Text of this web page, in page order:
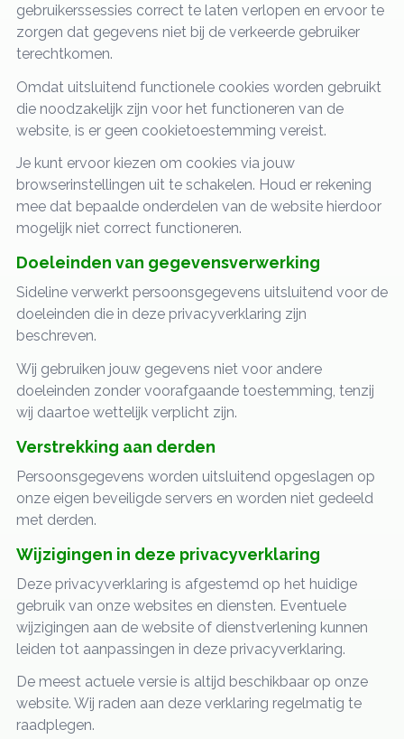
gebruikerssessies correct te laten verlopen en ervoor te
zorgen dat gegevens niet bij de verkeerde gebruiker
terechtkomen.
Omdat uitsluitend functionele cookies worden gebruikt
die noodzakelijk zijn voor het functioneren van de
website, is er geen cookietoestemming vereist.
Je kunt ervoor kiezen om cookies via jouw
browserinstellingen uit te schakelen. Houd er rekening
mee dat bepaalde onderdelen van de website hierdoor
mogelijk niet correct functioneren.
Doeleinden van gegevensverwerking
Sideline verwerkt persoonsgegevens uitsluitend voor de
doeleinden die in deze privacyverklaring zijn
beschreven.
Wij gebruiken jouw gegevens niet voor andere
doeleinden zonder voorafgaande toestemming, tenzij
wij daartoe wettelijk verplicht zijn.
Verstrekking aan derden
Persoonsgegevens worden uitsluitend opgeslagen op
onze eigen beveiligde servers en worden niet gedeeld
met derden.
Wijzigingen in deze privacyverklaring
Deze privacyverklaring is afgestemd op het huidige
gebruik van onze websites en diensten. Eventuele
wijzigingen aan de website of dienstverlening kunnen
leiden tot aanpassingen in deze privacyverklaring.
De meest actuele versie is altijd beschikbaar op onze
website. Wij raden aan deze verklaring regelmatig te
raadplegen.